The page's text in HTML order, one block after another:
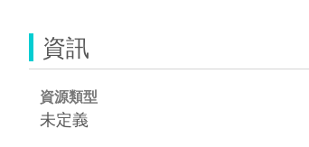
資訊
資源類型
未定義